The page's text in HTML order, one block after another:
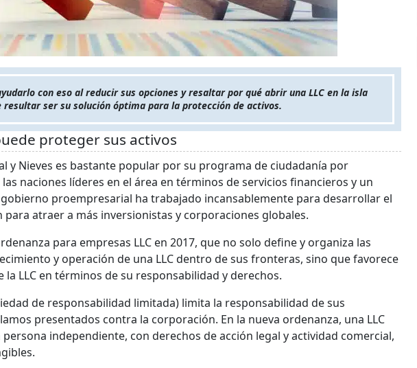
con eso al reducir sus opciones y resaltar por qué abrir una LLC en la isla
resultar ser su solución óptima para la protección de activos.
proteger sus activos
y Nieves es bastante popular por su programa de ciudadanía por
naciones líderes en el área en términos de servicios financieros y un
proempresarial ha trabajado incansablemente para desarrollar el
atraer a más inversionistas y corporaciones globales.
para empresas LLC en 2017, que no solo define y organiza las
y operación de una LLC dentro de sus fronteras, sino que favorece
LLC en términos de su responsabilidad y derechos.
de responsabilidad limitada) limita la responsabilidad de sus
presentados contra la corporación. En la nueva ordenanza, una LLC
independiente, con derechos de acción legal y actividad comercial,